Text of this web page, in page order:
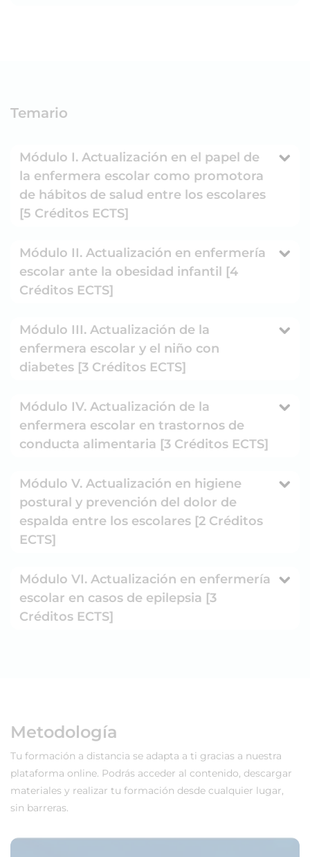
Temario
Módulo I. Actualización en el papel de
la enfermera escolar como promotora
de hábitos de salud entre los escolares
[5 Créditos ECTS]
Módulo II. Actualización en enfermería
escolar ante la obesidad infantil [4
Créditos ECTS]
Módulo III. Actualización de la
enfermera escolar y el niño con
diabetes [3 Créditos ECTS]
Módulo IV. Actualización de la
enfermera escolar en trastornos de
conducta alimentaria [3 Créditos ECTS]
Módulo V. Actualización en higiene
postural y prevención del dolor de
espalda entre los escolares [2 Créditos
ECTS]
Módulo VI. Actualización en enfermería
escolar en casos de epilepsia [3
Créditos ECTS]
Metodología
Tu formación a distancia se adapta a ti gracias a nuestra
plataforma online. Podrás acceder al contenido, descargar
materiales y realizar tu formación desde cualquier lugar,
sin barreras.